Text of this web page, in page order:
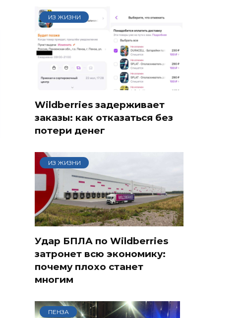
ИЗ ЖИЗНИ
Wildberries задерживает
заказы: как отказаться без
потери денег
ИЗ ЖИЗНИ
Удар БПЛА по Wildberries
затронет всю экономику:
почему плохо станет
многим
ПЕНЗА